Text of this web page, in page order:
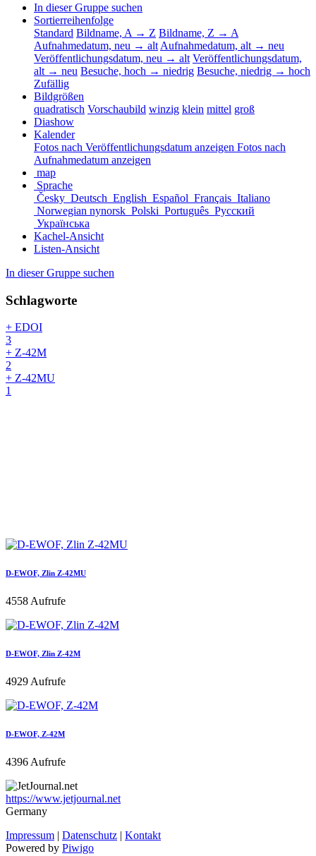
In dieser Gruppe suchen
Sortierreihenfolge
Standard Bildname, A → Z Bildname, Z → A
Aufnahmedatum, neu → alt Aufnahmedatum, alt → neu
Veröffentlichungsdatum, neu → alt Veröffentlichungsdatum,
alt → neu Besuche, hoch → niedrig Besuche, niedrig → hoch
Zufällig
Bildgrößen
quadratisch Vorschaubild winzig klein mittel groß
Diashow
Kalender
Fotos nach Veröffentlichungsdatum anzeigen Fotos nach
Aufnahmedatum anzeigen
map
Sprache
Česky Deutsch English Español Français Italiano
Norwegian nynorsk Polski Português Русский
Українська
Kachel-Ansicht
Listen-Ansicht
In dieser Gruppe suchen
Schlagworte
+ EDOI
3
+ Z-42M
2
+ Z-42MU
1
D-EWOF, Zlin Z-42MU
4558 Aufrufe
D-EWOF, Zlin Z-42M
4929 Aufrufe
D-EWOF, Z-42M
4396 Aufrufe
https://www.jetjournal.net
Germany
Impressum | Datenschutz | Kontakt
Powered by Piwigo